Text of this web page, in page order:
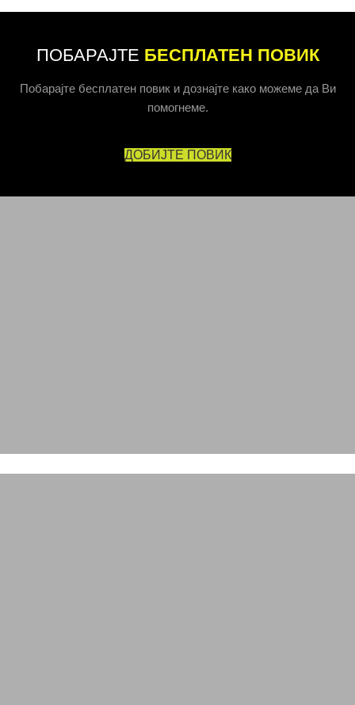
ПОБАРАЈТЕ БЕСПЛАТЕН ПОВИК
Побарајте бесплатен повик и дознајте како можеме да Ви
помогнеме.
ДОБИЈТЕ ПОВИК